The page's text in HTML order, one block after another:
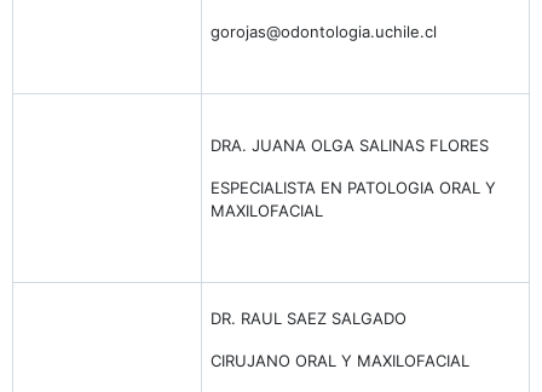
gorojas@odontologia.uchile.cl
DRA. JUANA OLGA SALINAS FLORES
ESPECIALISTA EN PATOLOGIA ORAL Y
MAXILOFACIAL
DR. RAUL SAEZ SALGADO
CIRUJANO ORAL Y MAXILOFACIAL